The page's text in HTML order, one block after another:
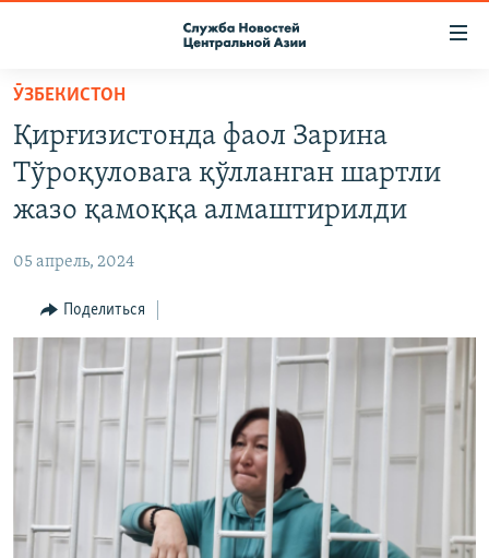
Вернуться
основному
содержанию
Вернутся
главной
навигации
Вернутся
ПОДПИСКА
КОНТАКТЫ
НАСТОЯЩЕЕ ВРЕМЯ
МИГРАНТ МЕДИА
ӮЗБЕКИСТОН
Қирғизистонда фаол Зарина
Тўроқуловага қўлланган шартли
жазо қамоққа алмаштирилди
05 апрель, 2024
Поделиться